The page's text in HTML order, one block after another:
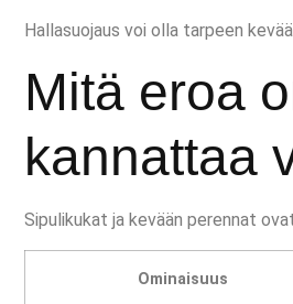
Hallasuojaus voi olla tarpeen
Mitä eroa
kannattaa
Sipulikukat ja kevään perennat
Ominaisuus